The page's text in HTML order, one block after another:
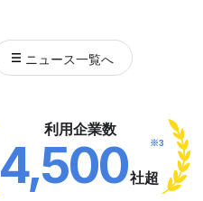
ニュース一覧へ
利用企業数
4,500社超
※3